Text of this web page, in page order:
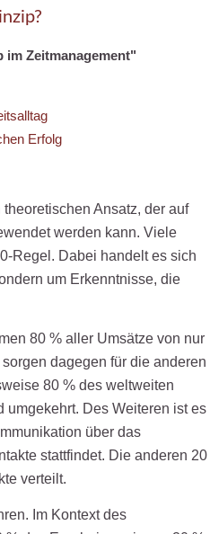
im Zeitmanagement"
Erfolg
Ansatz, der auf
werden kann. Viele
Regel. Dabei handelt es sich
um Erkenntnisse, die
80 % aller Umsätze von nur
dagegen für die anderen
80 % des weltweiten
umgekehrt. Des Weiteren ist es
über das
stattfindet. Die anderen 20
verteilt.
Im Kontext des